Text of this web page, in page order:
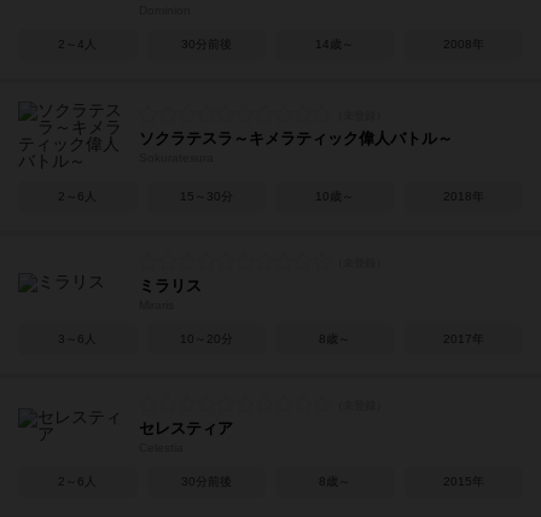
2～4人 30分前後 14歳～ 2008年
ソクラテスラ～キメラティック偉人バトル～
2～6人 15～30分 10歳～ 2018年
ミラリス
3～6人 10～20分 8歳～ 2017年
セレスティア
2～6人 30分前後 8歳～ 2015年